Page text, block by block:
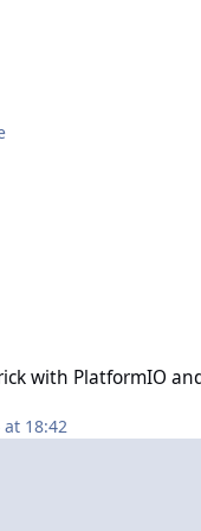
with PlatformIO
18:42